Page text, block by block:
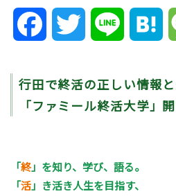
FacebookTwitter Line
行田で終活の正しい情報
「ファミール終活大学」開
「終」を知り、学び、語る。
「活」き活き人生を目指す、